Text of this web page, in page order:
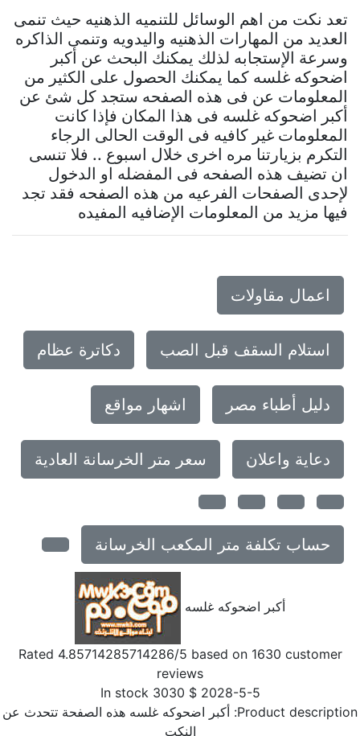
تعد نكت من اهم الوسائل للتنميه الذهنيه حيث تنمى
العديد من المهارات الذهنيه واليدويه وتنمى الذاكره
وسرعة الإستجابه لذلك يمكنك البحث عن أكبر
اضحوكه غلسه كما يمكنك الحصول على الكثير من
المعلومات عن فى هذه الصفحه ستجد كل شئ عن
أكبر اضحوكه غلسه فى هذا المكان فإذا كانت
المعلومات غير كافيه فى الوقت الحالى الرجاء
التكرم بزيارتنا مره اخرى خلال اسبوع .. فلا تنسى
ان تضيف هذه الصفحه فى المفضله او الدخول
لإحدى الصفحات الفرعيه من هذه الصفحه فقد تجد
فيها مزيد من المعلومات الإضافيه المفيده
اعمال مقاولات
استلام السقف قبل الصب دكاترة عظام
دليل أطباء مصر اشهار مواقع
دعاية واعلان سعر متر الخرسانة العادية
حساب تكلفة متر المكعب الخرسانة
أكبر اضحوكه غلسه
Rated4.85714285714286/5 based on1630customer
reviews
2028-5-5
$
3030
In stock
Product أكبر اضحوكه غلسه هذه الصفحة تتحدث عن
النكت